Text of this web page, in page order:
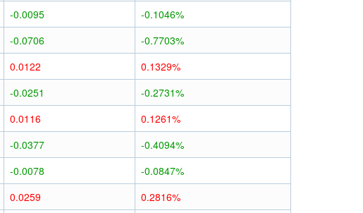
-0.0095
-0.1046%
-0.0706
-0.7703%
0.0122
0.1329%
-0.0251
-0.2731%
0.0116
0.1261%
-0.0377
-0.4094%
-0.0078
-0.0847%
0.0259
0.2816%